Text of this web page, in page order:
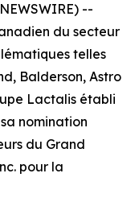
--
du secteur
telles
Balderson, Astro
Lactalis établi
nomination
du Grand
pour la